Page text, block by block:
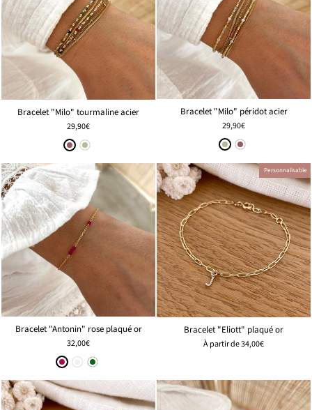
Bracelet "Milo" tourmaline acier
29,90€
Bracelet "Milo" péridot acier
29,90€
Bracelet "Antonin" rose plaqué or
32,00€
Personnalisable
Bracelet "Eliott" plaqué or
À partir de34,00€